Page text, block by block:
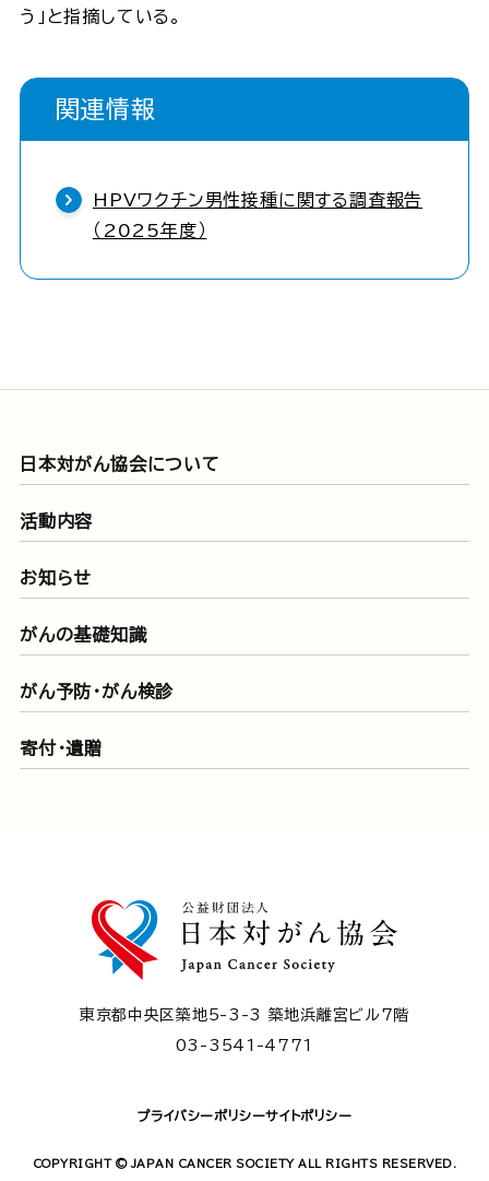
う」と指摘している。
関連情報
HPVワクチン男性接種に関する調査報告
（2025年度）
日本対がん協会について
活動内容
お知らせ
がんの基礎知識
がん予防・がん検診
寄付・遺贈
東京都中央区築地5-3-3 築地浜離宮ビル7階
03-3541-4771
プライバシーポリシーサイトポリシー
COPYRIGHT © JAPAN CANCER SOCIETY ALL RIGHTS RESERVED.